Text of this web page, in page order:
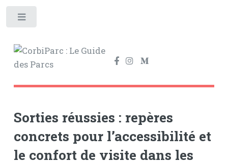
Sorties réussies : repères
concrets pour l’accessibilité et
le confort de visite dans les